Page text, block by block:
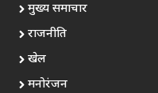
मुख्य समाचार
राजनीति
खेल
मनोरंजन